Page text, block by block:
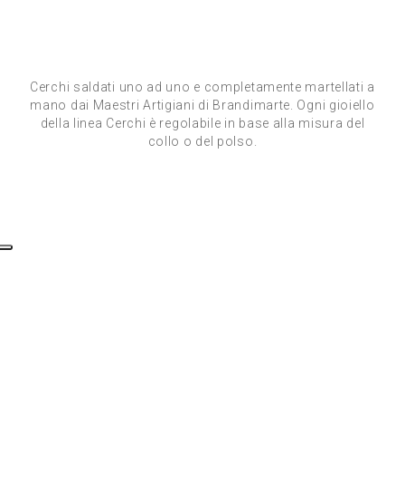
Cerchi saldati uno ad uno e completamente martellati a
mano dai Maestri Artigiani di Brandimarte. Ogni gioiello
della linea Cerchi è regolabile in base alla misura del
collo o del polso.